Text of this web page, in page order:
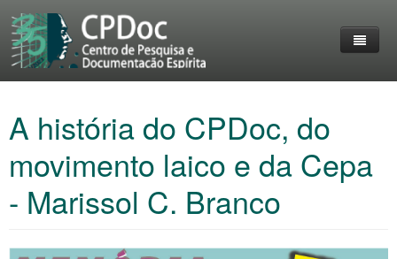
A história do CPDoc, do
movimento laico e da Cepa
- Marissol C. Branco
Entrevistas
O Grupo
Reuniões
Membros do CPDoc
Destaques
Eventos
livros